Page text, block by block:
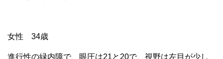
女性 34歳
進行性の緑内障で、眼圧は21と20で、視野は左目が少し